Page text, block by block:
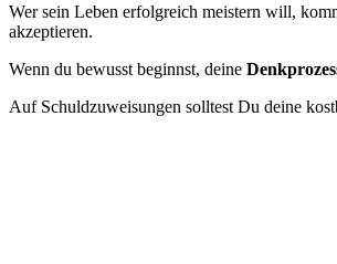
Wer sein Leben erfolgreich meistern will,
akzeptieren.
Wenn du bewusst beginnst, deine
Auf Schuldzuweisungen solltest Du deine